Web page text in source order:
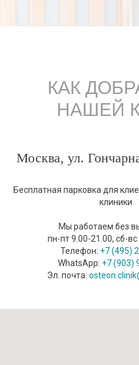
КАК
НАШЕЙ
Москва, ул.
Бесплатная парковка для
клиники
Мы работаем без
пн-пт 9.00-21.00, сб-
Телефон: +7 (495)
WhatsApp: +7 (903)
Эл. почта: